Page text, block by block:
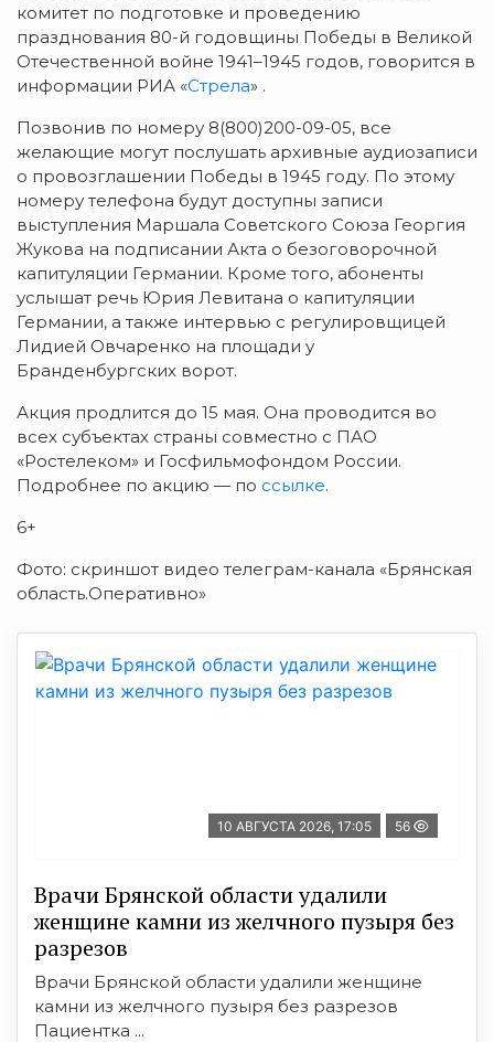
комитет по подготовке и проведению
празднования 80-й годовщины Победы в Великой
Отечественной войне 1941–1945 годов, говорится в
информации РИА «Стрела» .
Позвонив по номеру 8(800)200-09-05, все
желающие могут послушать архивные аудиозаписи
о провозглашении Победы в 1945 году. По этому
номеру телефона будут доступны записи
выступления Маршала Советского Союза Георгия
Жукова на подписании Акта о безоговорочной
капитуляции Германии. Кроме того, абоненты
услышат речь Юрия Левитана о капитуляции
Германии, а также интервью с регулировщицей
Лидией Овчаренко на площади у
Бранденбургских ворот.
Акция продлится до 15 мая. Она проводится во
всех субъектах страны совместно с ПАО
«Ростелеком» и Госфильмофондом России.
Подробнее по акцию — по ссылке.
6+
Фото: скриншот видео телеграм-канала «Брянская
область.Оперативно»
10 АВГУСТА 2026, 17:05 56
Врачи Брянской области удалили
женщине камни из желчного пузыря без
разрезов
Врачи Брянской области удалили женщине
камни из желчного пузыря без разрезов
Пациентка ...